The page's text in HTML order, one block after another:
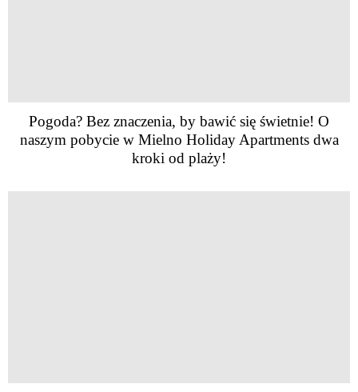
Pogoda? Bez znaczenia, by bawić się świetnie! O
naszym pobycie w Mielno Holiday Apartments dwa
kroki od plaży!